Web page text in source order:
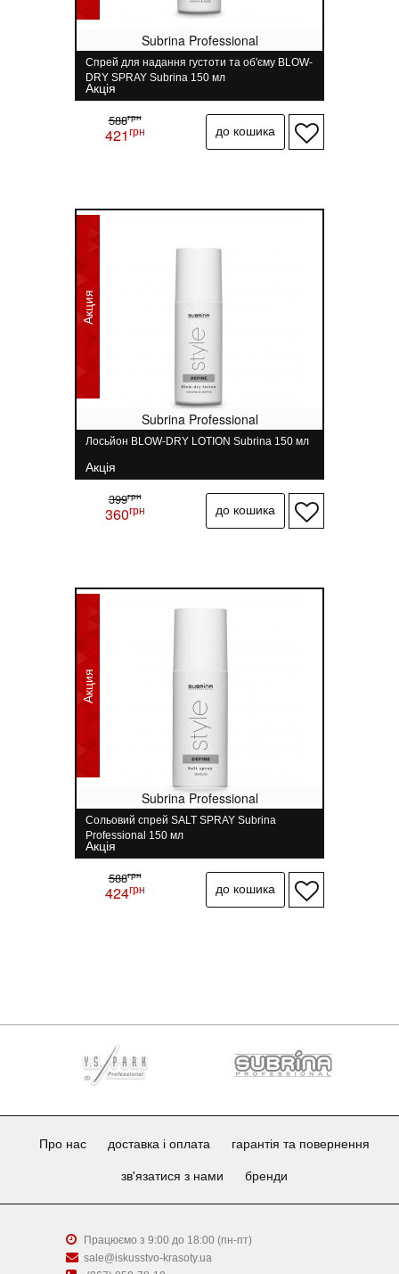
Subrina Professional
Спрей для надання густоти та об'єму BLOW-
DRY SPRAY Subrina 150 мл
Акція
588грн
421грн
Акция
Subrina Professional
Лосьйон BLOW-DRY LOTION Subrina 150 мл
Акція
399грн
360грн
Акция
Subrina Professional
Сольовий спрей SALT SPRAY Subrina
Professional 150 мл
Акція
588грн
424грн
Про нас доставка і оплата гарантія та повернення
зв'язатися з нами бренди
Працюємо з 9:00 до 18:00 (пн-пт)
sale@iskusstvo-krasoty.ua